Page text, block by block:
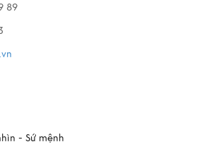
89
- Sứ mệnh